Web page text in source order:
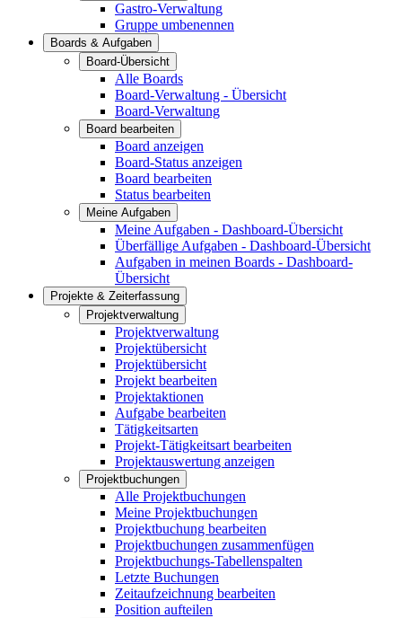
Gastro-Verwaltung
Gruppe umbenennen
Boards & Aufgaben
Board-Übersicht
Alle Boards
Board-Verwaltung - Übersicht
Board-Verwaltung
Board bearbeiten
Board anzeigen
Board-Status anzeigen
Board bearbeiten
Status bearbeiten
Meine Aufgaben
Meine Aufgaben - Dashboard-Übersicht
Überfällige Aufgaben - Dashboard-Übersicht
Aufgaben in meinen Boards - Dashboard-
Übersicht
Projekte & Zeiterfassung
Projektverwaltung
Projektverwaltung
Projektübersicht
Projektübersicht
Projekt bearbeiten
Projektaktionen
Aufgabe bearbeiten
Tätigkeitsarten
Projekt-Tätigkeitsart bearbeiten
Projektauswertung anzeigen
Projektbuchungen
Alle Projektbuchungen
Meine Projektbuchungen
Projektbuchung bearbeiten
Projektbuchungen zusammenfügen
Projektbuchungs-Tabellenspalten
Letzte Buchungen
Zeitaufzeichnung bearbeiten
Position aufteilen